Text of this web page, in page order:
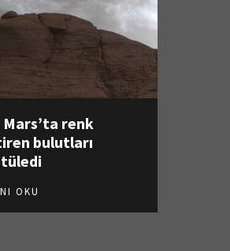
Mars’ta renk
bulutları
OKU